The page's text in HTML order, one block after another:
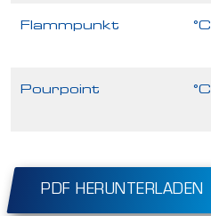
Flammpunkt °C
Pourpoint °C
PDF HERUNTERLADEN